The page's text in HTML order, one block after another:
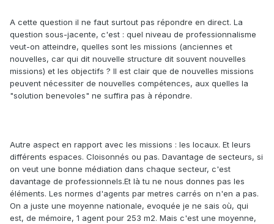
A cette question il ne faut surtout pas répondre en direct. La
question sous-jacente, c'est : quel niveau de professionnalisme
veut-on atteindre, quelles sont les missions (anciennes et
nouvelles, car qui dit nouvelle structure dit souvent nouvelles
missions) et les objectifs ? Il est clair que de nouvelles missions
peuvent nécessiter de nouvelles compétences, aux quelles la
"solution benevoles" ne suffira pas à répondre.
Autre aspect en rapport avec les missions : les locaux. Et leurs
différents espaces. Cloisonnés ou pas. Davantage de secteurs, si
on veut une bonne médiation dans chaque secteur, c'est
davantage de professionnels.Et là tu ne nous donnes pas les
éléments. Les normes d'agents par metres carrés on n'en a pas.
On a juste une moyenne nationale, evoquée je ne sais où, qui
est, de mémoire, 1 agent pour 253 m2. Mais c'est une moyenne,